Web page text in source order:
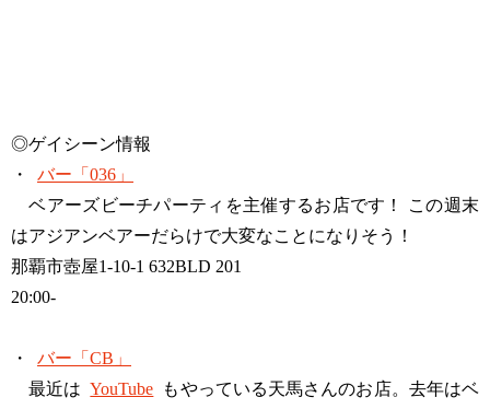
◎ゲイシーン情報
・
バー「036」
ベアーズビーチパーティを主催するお店です！ この週末
はアジアンベアーだらけで大変なことになりそう！
那覇市壺屋1-10-1 632BLD 201
20:00-
・
バー「CB」
最近は YouTube
もやっている天馬さんのお店。去年はベ